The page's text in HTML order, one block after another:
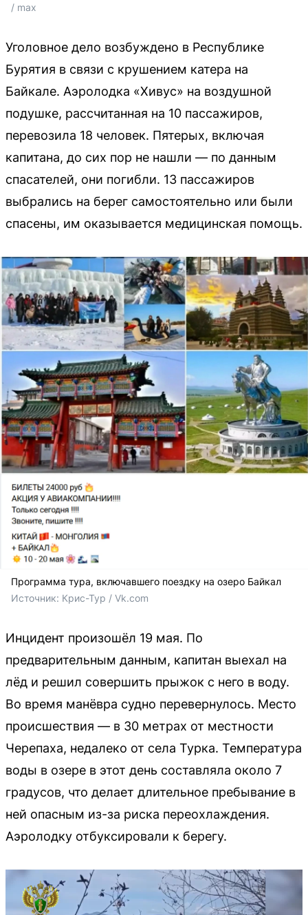
/ maх
Уголовное дело возбуждено в Республике
Бурятия в связи с крушением катера на
Байкале. Аэролодка «Хивус» на воздушной
подушке, рассчитанная на 10 пассажиров,
перевозила 18 человек. Пятерых, включая
капитана, до сих пор не нашли — по данным
спасателей, они погибли. 13 пассажиров
выбрались на берег самостоятельно или были
спасены, им оказывается медицинская помощь.
Программа тура, включавшего поездку на озеро Байкал
Источник: Крис-Тур / Vk.com
Инцидент произошёл 19 мая. По
предварительным данным, капитан выехал на
лёд и решил совершить прыжок с него в воду.
Во время манёвра судно перевернулось. Место
происшествия — в 30 метрах от местности
Черепаха, недалеко от села Турка. Температура
воды в озере в этот день составляла около 7
градусов, что делает длительное пребывание в
ней опасным из-за риска переохлаждения.
Аэролодку отбуксировали к берегу.